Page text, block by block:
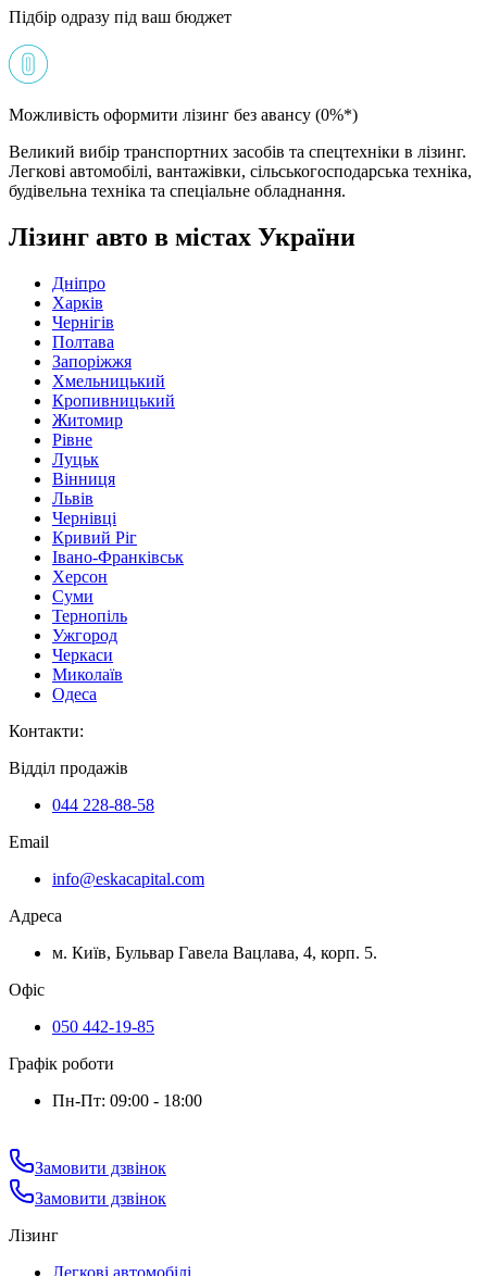
Підбір одразу під ваш бюджет
Можливість оформити лізинг без авансу (0%*)
Великий вибір транспортних засобів та спецтехніки в лізинг.
Легкові автомобілі, вантажівки, сільськогосподарська техніка,
будівельна техніка та спеціальне обладнання.
Лізинг авто в містах України
Дніпро
Харків
Чернігів
Полтава
Запоріжжя
Хмельницький
Кропивницький
Житомир
Рівне
Луцьк
Вінниця
Львів
Чернівці
Кривий Ріг
Івано-Франківськ
Херсон
Суми
Тернопіль
Ужгород
Черкаси
Миколаїв
Одеса
Контакти:
Відділ продажів
044 228-88-58
Email
info@eskacapital.com
Адреса
м. Київ, Бульвар Гавела Вацлава, 4, корп. 5.
Офіс
050 442-19-85
Графік роботи
Пн-Пт: 09:00 - 18:00
Замовити дзвінок
Замовити дзвінок
Лізинг
Легкові автомобілі